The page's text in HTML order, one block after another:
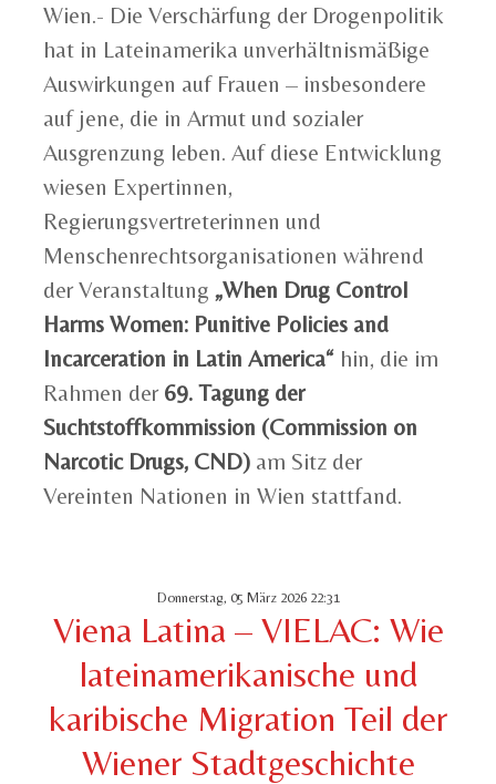
Wien.- Die Verschärfung der Drogenpolitik
hat in Lateinamerika unverhältnismäßige
Auswirkungen auf Frauen – insbesondere
auf jene, die in Armut und sozialer
Ausgrenzung leben. Auf diese Entwicklung
wiesen Expertinnen,
Regierungsvertreterinnen und
Menschenrechtsorganisationen während
der Veranstaltung „When Drug Control
Harms Women: Punitive Policies and
Incarceration in Latin America“ hin, die im
Rahmen der 69. Tagung der
Suchtstoffkommission (Commission on
Narcotic Drugs, CND) am Sitz der
Vereinten Nationen in Wien stattfand.
Donnerstag, 05 März 2026 22:31
Viena Latina – VIELAC: Wie
lateinamerikanische und
karibische Migration Teil der
Wiener Stadtgeschichte